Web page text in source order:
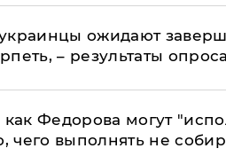
украинцы ожидают
– результаты опроса
Федорова могут
чего выполнять не